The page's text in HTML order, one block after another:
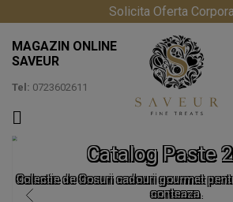
Solicita Oferta
MAGAZIN ONLINE
SAVEUR
Tel: 0723602611
Catalog Paste
Colectie de Cosuri cadouri gourmet
conteaza.